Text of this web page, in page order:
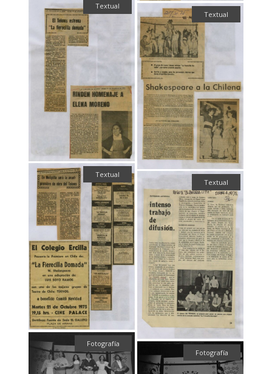
Textual
Textual
Textual
Textual
Fotografía
Fotografía